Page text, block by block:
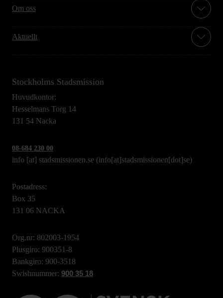
Om oss
Aktuellt
Stockholms Stadsmission
Huvudkontor:
Hesselmans Torg 14
131 54 Nacka
08-684 230 00
info [at] stadsmissionen.se (info[at]stadsmissionen[dot]se)
Postadress:
Box 35
131 06 NACKA
Org.nr: 802003-1954
Plusgiro: 900351-8
Bankgiro: 900-3518
Swishnummer: 900 35 18